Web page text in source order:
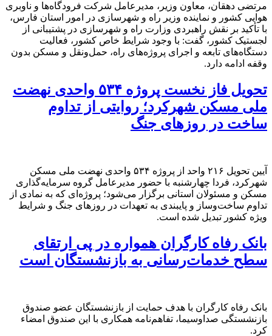
مرتضی دهقان، معاون وزیر، مدیرعامل شرکت فرودگاه‌ها و ناوبری
هوایی کشور و نماینده وزیر راه و شهرسازی در امور استان فارس،
با تأکید بر نقش راهبردی وزارت راه و شهرسازی در پشتیبانی از
لجستیک کشور، گفت: با وجود شرایط خاص کشور، فعالیت
دستگاه‌های تابعه و اجرای پروژه‌های راه، حمل‌ونقل و مسکن بدون
وقفه ادامه دارد.
تحویل فاز نخست پروژه ۵۳۴ واحدی نهضت
ملی مسکن شهرکرد؛ روایتی از تداوم
ساخت در روزهای جنگ
آیین تحویل ۲۱۶ واحد از پروژه ۵۳۴ واحدی نهضت ملی مسکن
شهرکرد، فردا چهارشنبه با حضور مدیرعامل گروه سرمایه‌گذاری
مسکن و مسئولان استانی برگزار می‌شود؛ پروژه‌ای که به نمادی از
تداوم ساخت‌وساز و پایبندی به تعهدات در روزهای جنگ و شرایط
ویژه کشور تبدیل شده است.
بانک رفاه کارگران همواره در پی ارتقای
سطح خدمات‌رسانی به بازنشستگان است
بانک رفاه کارگران با هدف حمایت از بازنشستگان عضو صندوق
بازنشستگی صداو‌سیما، تفاهم‌نامه همکاری با این صندوق امضاء
کرد.